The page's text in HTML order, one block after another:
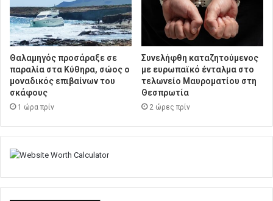
Θαλαμηγός προσάραξε σε
παραλία στα Κύθηρα, σώος ο
μοναδικός επιβαίνων του
σκάφους
1 ώρα πρίν
Συνελήφθη καταζητούμενος
με ευρωπαϊκό ένταλμα στο
τελωνείο Μαυροματίου στη
Θεσπρωτία
2 ώρες πρίν